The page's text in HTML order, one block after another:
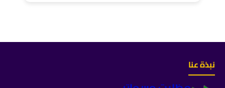
نبذة عنا